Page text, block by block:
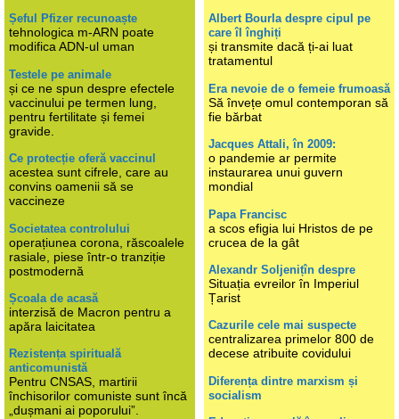
Șeful Pfizer recunoaște
tehnologica m-ARN poate
modifica ADN-ul uman
Testele pe animale
și ce ne spun despre efectele
vaccinului pe termen lung,
pentru fertilitate și femei
gravide.
Ce protecție oferă vaccinul
acestea sunt cifrele, care au
convins oamenii să se
vaccineze
Societatea controlului
operațiunea corona, răscoalele
rasiale, piese într-o tranziție
postmodernă
Școala de acasă
interzisă de Macron pentru a
apăra laicitatea
Rezistența spirituală
anticomunistă
Pentru CNSAS, martirii
închisorilor comuniste sunt încă
„dușmani ai poporului”.
Albert Bourla despre cipul pe
care îl înghiți
și transmite dacă ți-ai luat
tratamentul
Era nevoie de o femeie frumoasă
Să învețe omul contemporan să
fie bărbat
Jacques Attali, în 2009:
o pandemie ar permite
instaurarea unui guvern
mondial
Papa Francisc
a scos efigia lui Hristos de pe
crucea de la gât
Alexandr Soljenițîn despre
Situația evreilor în Imperiul
Țarist
Cazurile cele mai suspecte
centralizarea primelor 800 de
decese atribuite covidului
Diferența dintre marxism și
socialism